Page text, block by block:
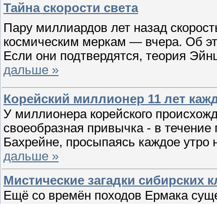
Тайна скорости света
Пару миллиардов лет назад
космическим меркам — вчера. Об
Если они подтвердятся, теория
дальше »
Корейский миллионер 11 лет
У миллионера корейского
своеобразная привычка - в
Бахрейне, просыпаясь каждое утро
дальше »
Мистические загадки сибирских
Ещё со времён походов Ермака